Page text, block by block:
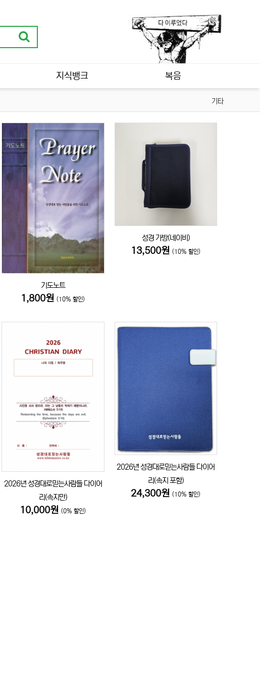
지식뱅크 복음
기타
기도노트
1,800원(10% 할인)
성경 가방(네이비)
13,500원(10% 할인)
2026년 성경대로믿는사람들 다이어
리(속지만)
10,000원(0% 할인)
2026년 성경대로믿는사람들 다이어
리(속지 포함)
24,300원(10% 할인)